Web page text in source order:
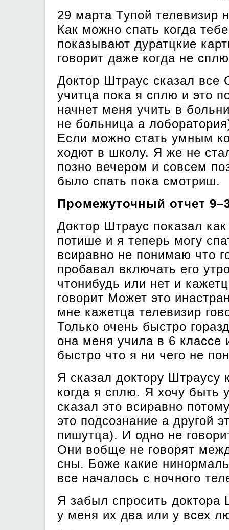
29 марта Тупой телевизир
Как можно спать когда
показывают дуратцкие
говорит даже когда не
Доктор Штраус сказал
учитца пока я сплю и это
начнет меня учить в
не больница а
Если можно стать умным
ходют в школу. Я же не
позно вечером и совсем
было спать пока смотриш.
Промежуточный отчет
Доктор Штраус показал
потише и я теперь могу
всиравно не понимаю что
пробавал включать его
чтонибудь или нет и
говорит Может это
мне кажетца телевизир
Только очень быстро
она меня учила в 6 классе
быстро что я ни чего не
Я сказал доктору
когда я сплю. Я хочу
сказал это всиравно
это подсознание а другой
пишутца). И одно не
Они вобще не говорят
сны. Боже какие
все началось с ночного
Я забыл спросить доктора
у меня их два или у всех